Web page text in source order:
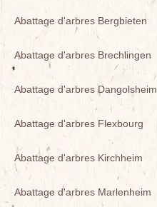
Abattage d'arbres Bergbieten
Abattage d'arbres Brechlingen
Abattage d'arbres Dangolsheim
Abattage d'arbres Flexbourg
Abattage d'arbres Kirchheim
Abattage d'arbres Marlenheim